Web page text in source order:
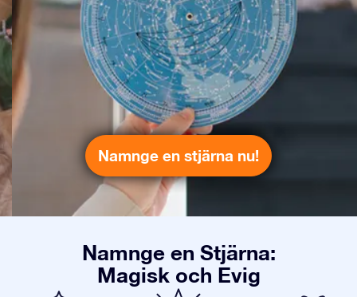
Namnge en stjärna nu!
Namnge en Stjärna:
Magisk och Evig